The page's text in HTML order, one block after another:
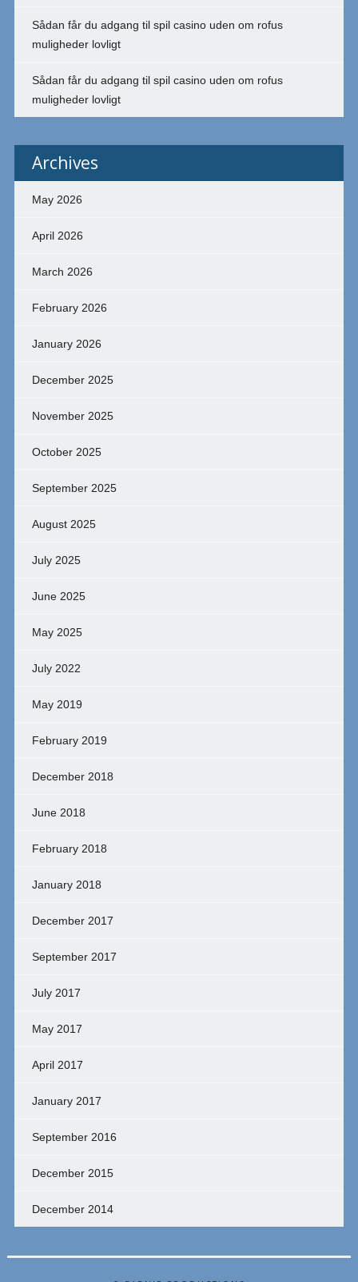
Sådan får du adgang til spil casino uden om rofus
muligheder lovligt
Sådan får du adgang til spil casino uden om rofus
muligheder lovligt
Archives
May 2026
April 2026
March 2026
February 2026
January 2026
December 2025
November 2025
October 2025
September 2025
August 2025
July 2025
June 2025
May 2025
July 2022
May 2019
February 2019
December 2018
June 2018
February 2018
January 2018
December 2017
September 2017
July 2017
May 2017
April 2017
January 2017
September 2016
December 2015
December 2014